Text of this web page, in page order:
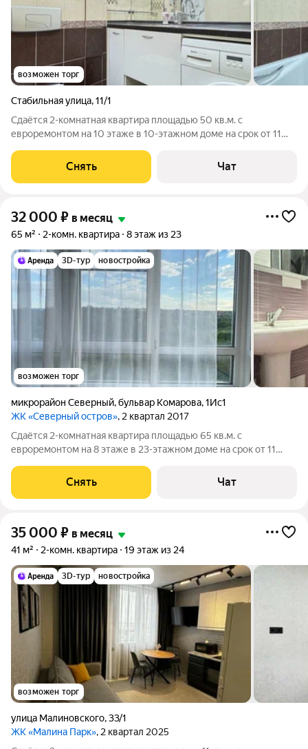
возможен торг
Стабильная улица,11/1
Сдаётся 2-комнатная квартира площадью 50 кв.м. с
евроремонтом на 10 этаже в 10-этажном доме на срок от 11
Холодильник Кондиционер Микроволновка Дом - панельный,
окна выходят во двор. В
Снять Чат
32 000 ₽ в месяц
65 м² 2-комн. квартира 8 этаж из 23
3D-тур новостройка
возможен торг
микрорайон Северный,бульвар Комарова,1Ис1
ЖК «Северный остров», 2 квартал 2017
Сдаётся 2-комнатная квартира площадью 65 кв.м. с
евроремонтом на 8 этаже в 23-этажном доме на срок от 11
Стиральная машина Холодильник Кондиционер
Микроволновка Дом - кирпичный, окна выходят во
Снять Чат
35 000 ₽ в месяц
41 м² 2-комн. квартира 19 этаж из 24
3D-тур новостройка
возможен торг
улица Малиновского,33/1
ЖК «Малина Парк», 2 квартал 2025